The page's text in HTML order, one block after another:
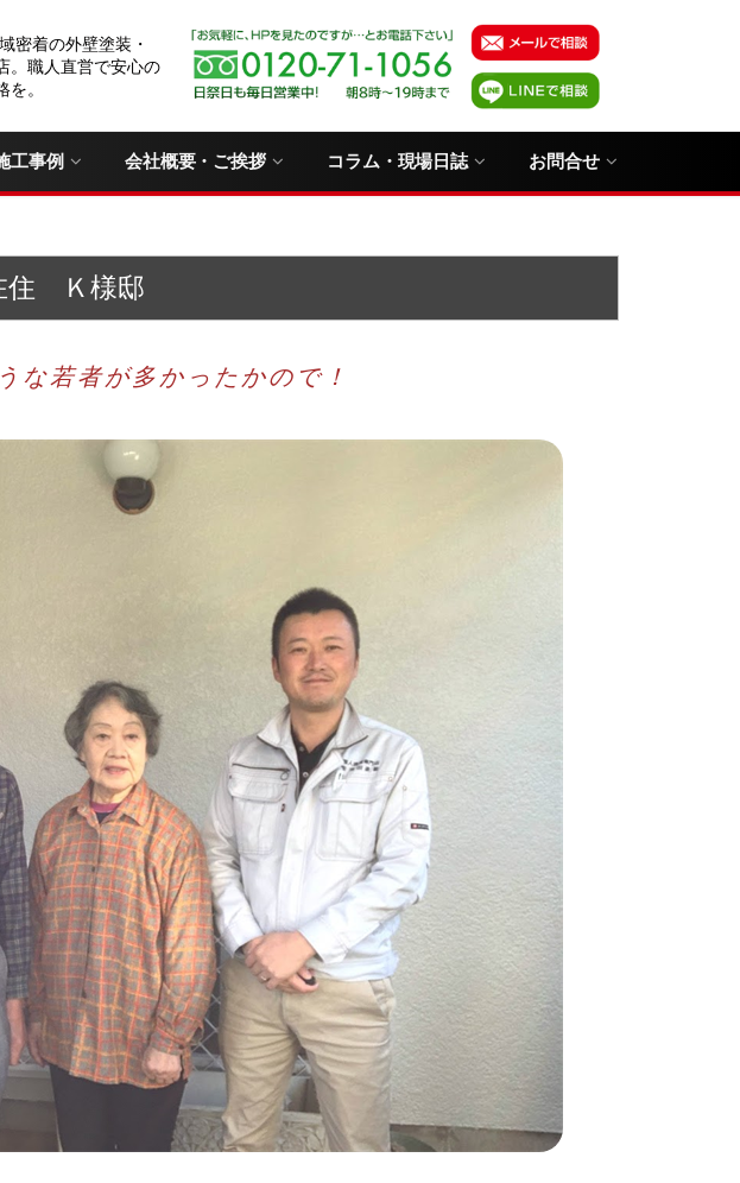
密着の外壁塗装・
。職人直営で安心の
。
工事例 会社概要・ご挨拶 コラム・現場日誌 お問合せ
住 Ｋ様邸
な若者が多かったかので！